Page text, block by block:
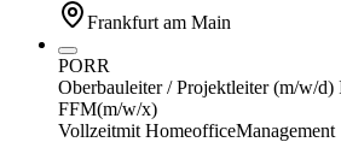
Frankfurt am Main
PORR
Oberbauleiter / Projektleiter (m/w/d)
FFM(m/w/x)
Vollzeitmit HomeofficeManagement